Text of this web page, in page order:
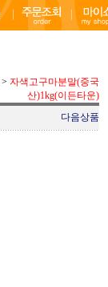
> 자색고구마분말(중국
산)1kg(이든타운)
다음상품